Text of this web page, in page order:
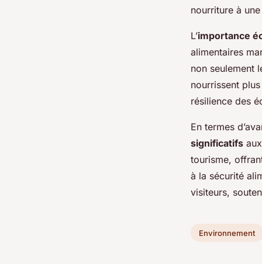
nourriture à
L’importance
alimentaires
non seulement
nourrissent
résilience des
En termes
significatifs
tourisme,
à la sécurité
visiteurs,
Environnement